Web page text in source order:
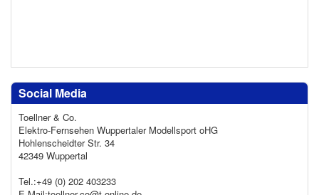
Social Media
Toellner & Co.
Elektro-Fernsehen Wuppertaler Modellsport oHG
Hohlenscheidter Str. 34
42349 Wuppertal
Tel.:+49 (0) 202 403233